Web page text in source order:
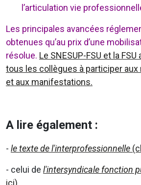
l’articulation vie
Les principales avancées
obtenues qu’au prix d’une
résolue. Le SNESUP-FSU et la
tous les collègues à participer
et aux manifestations.
A lire également :
- le texte de l'interprofessionnelle
- celui de l'intersyndicale fonction
ici)